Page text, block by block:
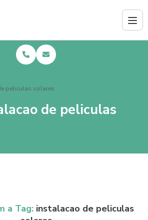
peliculas solares
de peliculas
a Tag: instalacao de peliculas